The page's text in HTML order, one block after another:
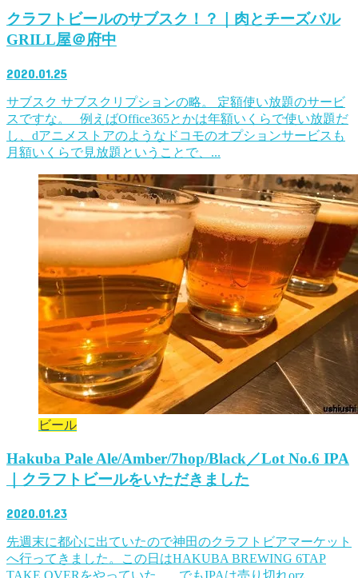
クラフトビールのサブスク！？｜肉とチーズバル
GRILL屋＠府中
2020.01.25
サブスク サブスクリプションの略。 定額使い放題のサービ
スですな。 例えばOffice365とかは年額いくらで使い放題だ
し、dアニメストアのようなドコモのオプションサービスも
月額いくらで見放題ということで、...
ビール
Hakuba Pale Ale/Amber/7hop/Black／Lot No.6 IPA
｜クラフトビールをいただきました
2020.01.23
先週末に都心に出ていたので神田のクラフトビアマーケット
へ行ってきました。この日はHAKUBA BREWING 6TAP